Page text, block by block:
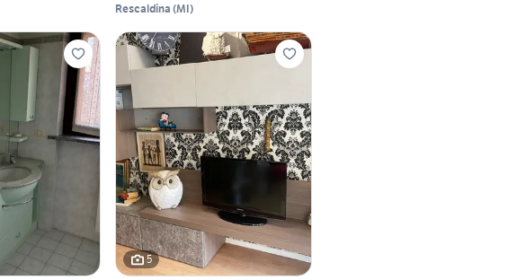
Rescaldina (MI)
5